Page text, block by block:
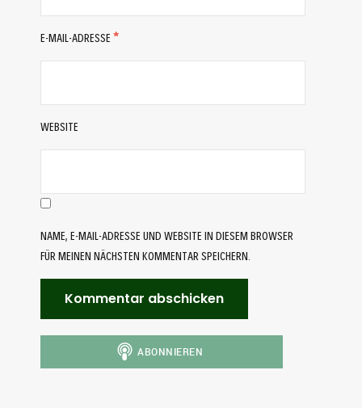
E-MAIL-ADRESSE *
WEBSITE
NAME, E-MAIL-ADRESSE UND WEBSITE IN DIESEM BROWSER
FÜR MEINEN NÄCHSTEN KOMMENTAR SPEICHERN.